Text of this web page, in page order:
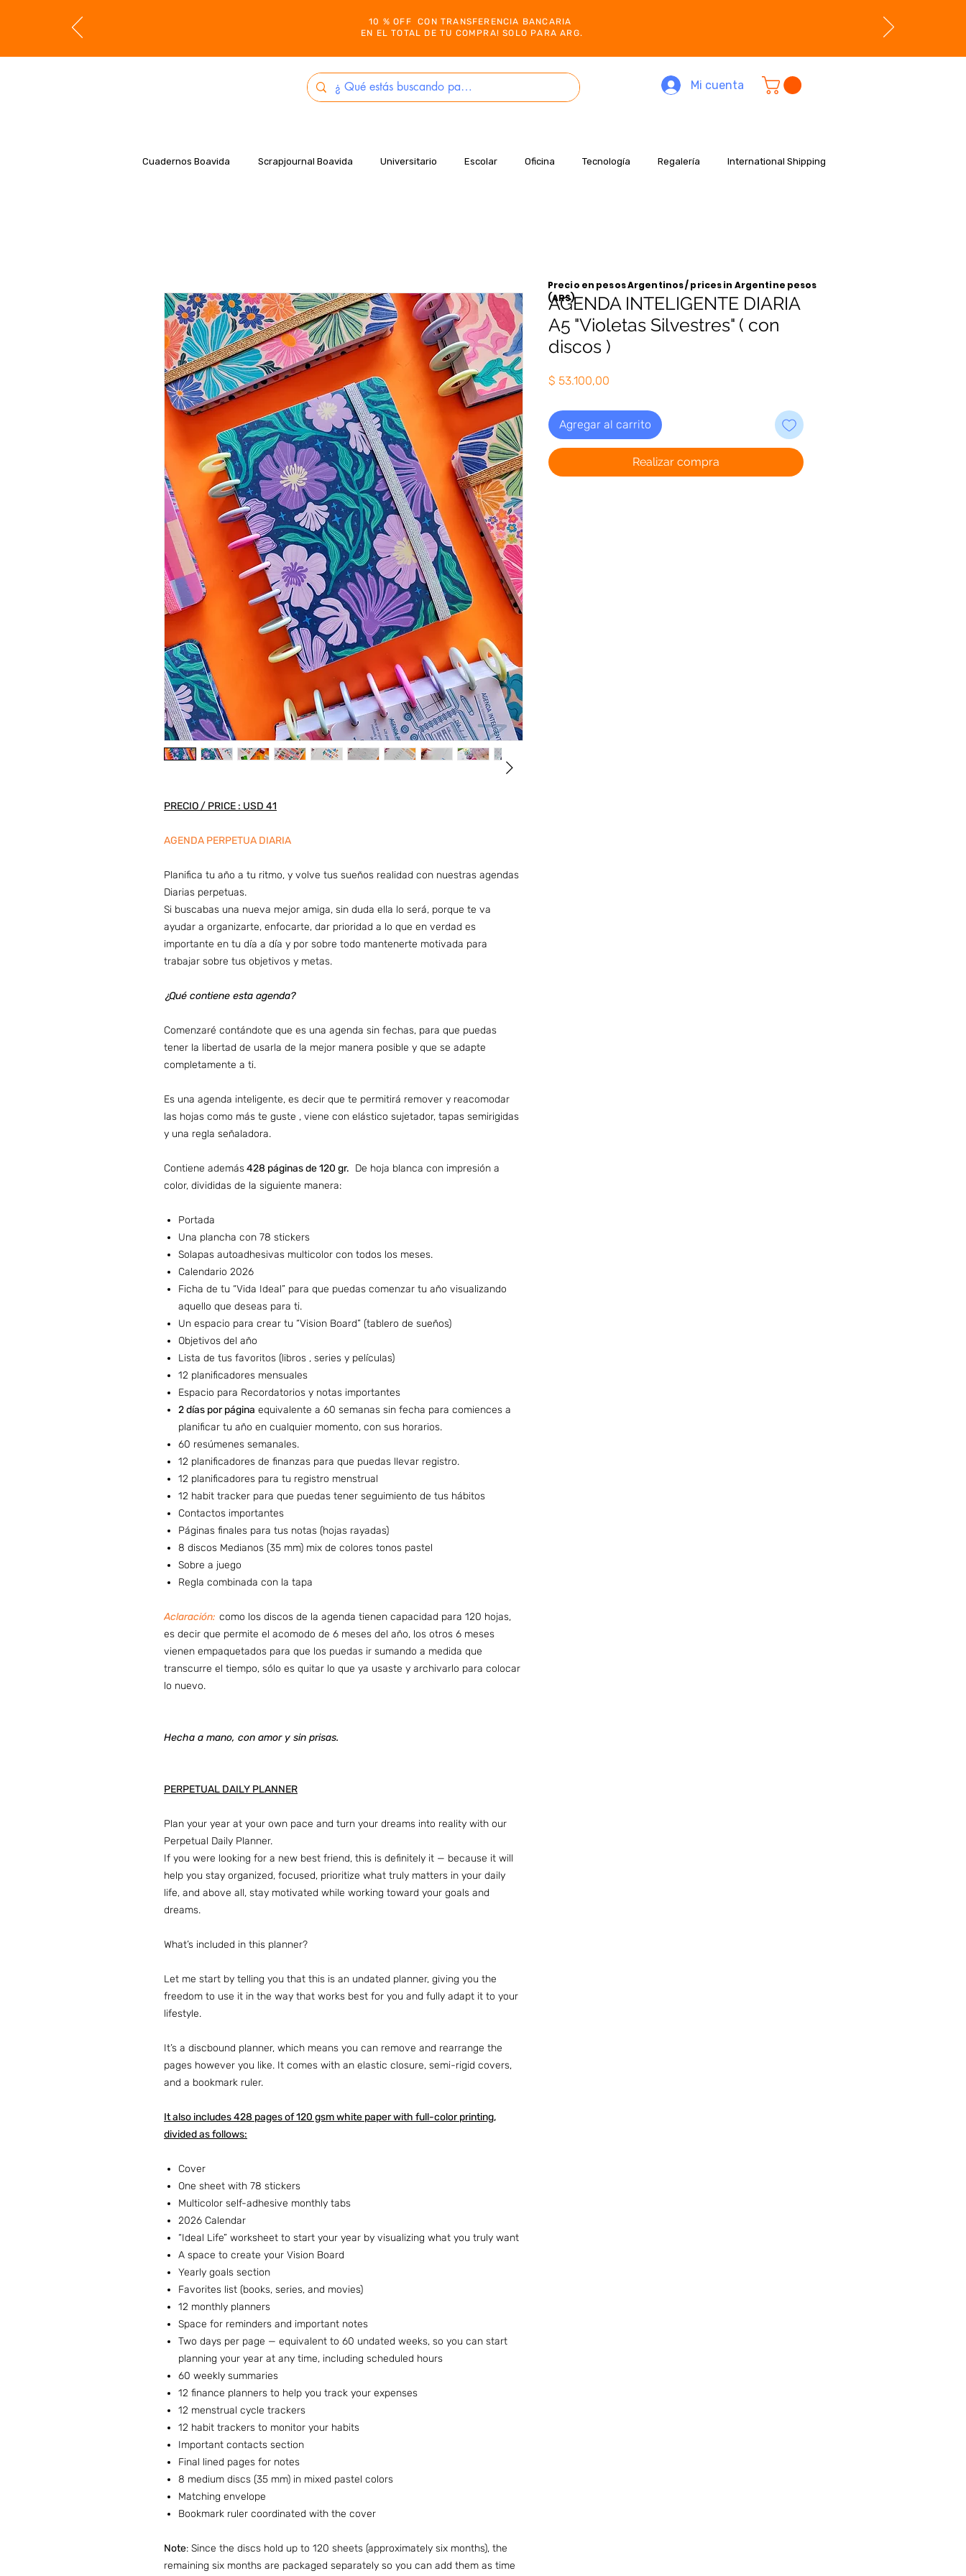
10 % OFF CON TRANSFERENCIA BANCARIA
EN EL TOTAL DE TU COMPRA! SOLO PARA ARG.
Mi cuenta
Cuadernos Boavida Scrapjournal Boavida Universitario Escolar Oficina Tecnología Regalería International Shipping
PRECIO / PRICE : USD 41
AGENDA PERPETUA DIARIA
Planifica tu año a tu ritmo, y volve tus sueños realidad con nuestras agendas
Diarias perpetuas.
Si buscabas una nueva mejor amiga, sin duda ella lo será, porque te va
ayudar a organizarte, enfocarte, dar prioridad a lo que en verdad es
importante en tu día a día y por sobre todo mantenerte motivada para
trabajar sobre tus objetivos y metas.
¿Qué contiene esta agenda?
Comenzaré contándote que es una agenda sin fechas, para que puedas
tener la libertad de usarla de la mejor manera posible y que se adapte
completamente a ti.
Es una agenda inteligente, es decir que te permitirá remover y reacomodar
las hojas como más te guste , viene con elástico sujetador, tapas semirigidas
y una regla señaladora.
Contiene además428 páginas de 120 gr. De hoja blanca con impresión a
color, divididas de la siguiente manera:
Portada
Una plancha con 78 stickers
Solapas autoadhesivas multicolor con todos los meses.
Calendario 2026
Ficha de tu “Vida Ideal” para que puedas comenzar tu año visualizando
aquello que deseas para ti.
Un espacio para crear tu “Vision Board” (tablero de sueños)
Objetivos del año
Lista de tus favoritos (libros , series y películas)
12 planificadores mensuales
Espacio para Recordatorios y notas importantes
2 días por página equivalente a 60 semanas sin fecha para comiences a
planificar tu año en cualquier momento, con sus horarios.
60 resúmenes semanales.
12 planificadores de finanzas para que puedas llevar registro.
12 planificadores para tu registro menstrual
12 habit tracker para que puedas tener seguimiento de tus hábitos
Contactos importantes
Páginas finales para tus notas (hojas rayadas)
8 discos Medianos (35 mm) mix de colores tonos pastel
Sobre a juego
Regla combinada con la tapa
Aclaración: como los discos de la agenda tienen capacidad para 120 hojas,
es decir que permite el acomodo de 6 meses del año, los otros 6 meses
vienen empaquetados para que los puedas ir sumando a medida que
transcurre el tiempo, sólo es quitar lo que ya usaste y archivarlo para colocar
lo nuevo.
Hecha a mano, con amor y sin prisas.
PERPETUAL DAILY PLANNER
Plan your year at your own pace and turn your dreams into reality with our
Perpetual Daily Planner.
If you were looking for a new best friend, this is definitely it — because it will
help you stay organized, focused, prioritize what truly matters in your daily
life, and above all, stay motivated while working toward your goals and
dreams.
What’s included in this planner?
Let me start by telling you that this is an undated planner, giving you the
freedom to use it in the way that works best for you and fully adapt it to your
lifestyle.
It’s a discbound planner, which means you can remove and rearrange the
pages however you like. It comes with an elastic closure, semi-rigid covers,
and a bookmark ruler.
It also includes 428 pages of 120 gsm white paper with full-color printing,
divided as follows:
Cover
One sheet with 78 stickers
Multicolor self-adhesive monthly tabs
2026 Calendar
“Ideal Life” worksheet to start your year by visualizing what you truly want
A space to create your Vision Board
Yearly goals section
Favorites list (books, series, and movies)
12 monthly planners
Space for reminders and important notes
Two days per page — equivalent to 60 undated weeks, so you can start
planning your year at any time, including scheduled hours
60 weekly summaries
12 finance planners to help you track your expenses
12 menstrual cycle trackers
12 habit trackers to monitor your habits
Important contacts section
Final lined pages for notes
8 medium discs (35 mm) in mixed pastel colors
Matching envelope
Bookmark ruler coordinated with the cover
Note: Since the discs hold up to 120 sheets (approximately six months), the
remaining six months are packaged separately so you can add them as time
AGENDA INTELIGENTE DIARIA
A5 "Violetas Silvestres" ( con
discos )
$ 53.100,00
Agregar al carrito
Realizar compra
Precio en pesos Argentinos / prices in Argentine pesos
(ARS)